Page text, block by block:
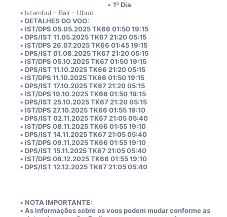
1º Dia
Istambul – Balí - Ubud
DETALHES DO VOO:
IST/DPS 05.05.2025 TK66 01:50 19:15
DPS/IST 11.05.2025 TK67 21:20 05:15
IST/DPS 26.07.2025 TK66 01:45 19:15
DPS/IST 01.08.2025 TK67 21:20 05:15
IST/DPS 05.10.2025 TK67 01:50 19:15
DPS/IST 11.10.2025 TK66 21:20 05:15
IST/DPS 11.10.2025 TK66 01:50 19:15
DPS/IST 17.10.2025 TK67 21:20 05:15
IST/DPS 19.10.2025 TK66 01:50 19:15
DPS/IST 25.10.2025 TK67 21:20 05:15
IST/DPS 27.10.2025 TK66 01:55 19:10
DPS/IST 02.11.2025 TK67 21:05 05:40
IST/DPS 08.11.2025 TK66 01:55 19:10
DPS/IST 14.11.2025 TK67 21:05 05:40
IST/DPS 09.11.2025 TK66 01:55 19:10
DPS/IST 15.11.2025 TK67 21:05 05:40
IST/DPS 06.12.2025 TK66 01:55 19:10
DPS/IST 12.12.2025 TK67 21:05 05:40
NOTA IMPORTANTE:
As informações sobre os voos podem mudar conforme as